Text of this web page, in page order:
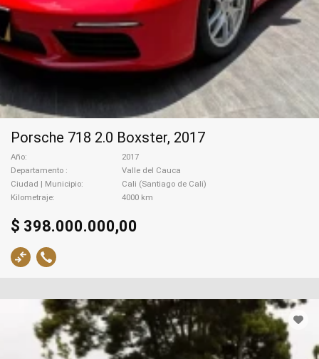
Porsche 718 2.0 Boxster, 2017
Año
2017
Departamento
Valle del Cauca
Ciudad | Municipio
Cali (Santiago de Cali)
Kilometraje
4000 km
$ 398.000.000,00